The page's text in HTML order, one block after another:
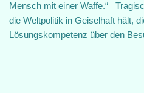
Mensch mit einer Waffe.“
die Weltpolitik in Geiselhaft hält,
Lösungskompetenz über den